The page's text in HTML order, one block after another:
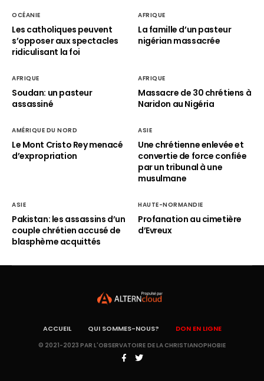
OCÉANIE
Les catholiques peuvent
s’opposer aux spectacles
ridiculisant la foi
AFRIQUE
La famille d’un pasteur
nigérian massacrée
AFRIQUE
Soudan: un pasteur
assassiné
AFRIQUE
Massacre de 30 chrétiens à
Naridon au Nigéria
AMÉRIQUE DU NORD
Le Mont Cristo Rey menacé
d’expropriation
ASIE
Une chrétienne enlevée et
convertie de force confiée
par un tribunal à une
musulmane
ASIE
Pakistan: les assassins d’un
couple chrétien accusé de
blasphème acquittés
HAUTE-NORMANDIE
Profanation au cimetière
d’Evreux
ACCUEIL QUI SOMMES-NOUS? DON EN LIGNE
© 2021-2023 PAR L'OBSERVATOIRE DE LA CHRISTIANOPHOBIE